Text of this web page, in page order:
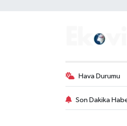
Hava Durumu
Son Dakika